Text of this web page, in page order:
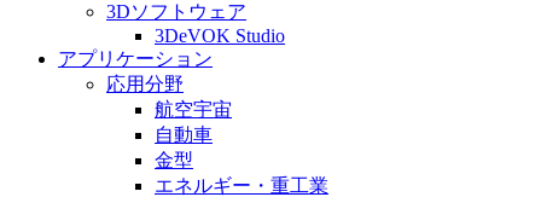
3Dソフトウェア
3DeVOK Studio
アプリケーション
応用分野
航空宇宙
自動車
金型
エネルギー・重工業